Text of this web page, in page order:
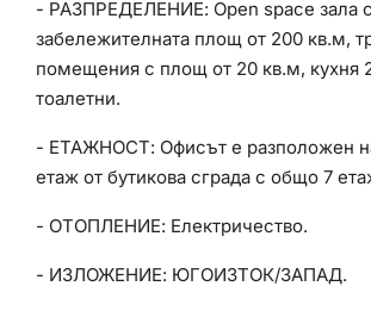
- РАЗПРЕДЕЛЕНИЕ: Open space зала
забележителната площ от 200 кв.м,
помещения с площ от 20 кв.м, кухня
тоалетни.
- ЕТАЖНОСТ: Офисът е разположен
етаж от бутикова сграда с общо 7
- ОТОПЛЕНИЕ: Електричество.
- ИЗЛОЖЕНИЕ: ЮГОИЗТОК/ЗАПАД.